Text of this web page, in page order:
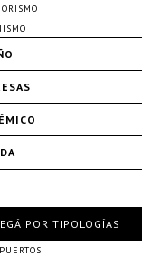
POR TIPOLOGÍAS